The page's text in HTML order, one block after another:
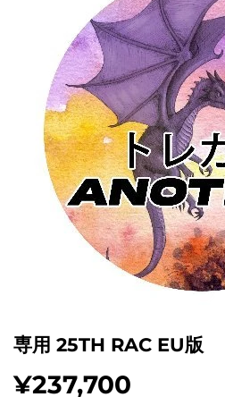
専用 25TH RAC EU版
¥237,700